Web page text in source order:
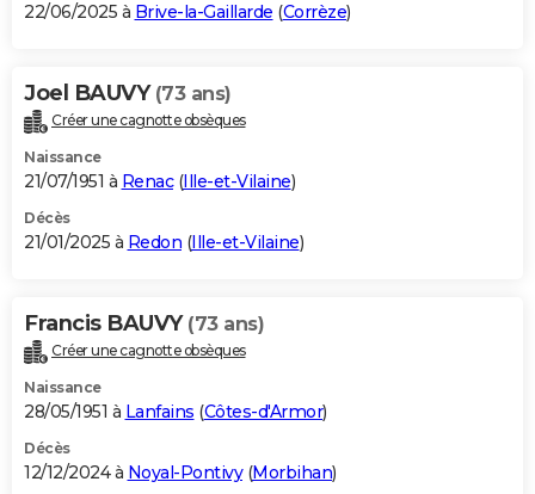
22/06/2025 à Brive-la-Gaillarde (Corrèze)
Joel BAUVY (73 ans)
Créer une cagnotte obsèques
Naissance
21/07/1951 à Renac(Ille-et-Vilaine)
Décès
21/01/2025 à Redon (Ille-et-Vilaine)
Francis BAUVY (73 ans)
Créer une cagnotte obsèques
Naissance
28/05/1951 à Lanfains (Côtes-d'Armor)
Décès
12/12/2024 à Noyal-Pontivy(Morbihan)